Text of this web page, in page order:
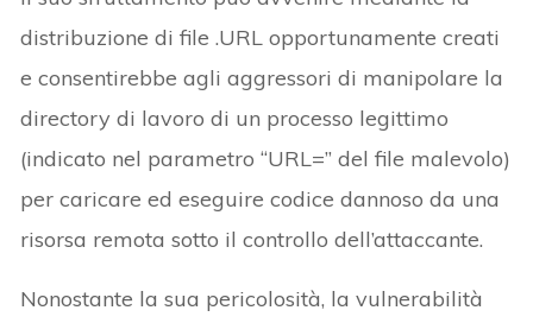
distribuzione di file .URL opportunamente creati
e consentirebbe agli aggressori di manipolare la
directory di lavoro di un processo legittimo
(indicato nel parametro “URL=” del file malevolo)
per caricare ed eseguire codice dannoso da una
risorsa remota sotto il controllo dell’attaccante.
Nonostante la sua pericolosità, la vulnerabilità